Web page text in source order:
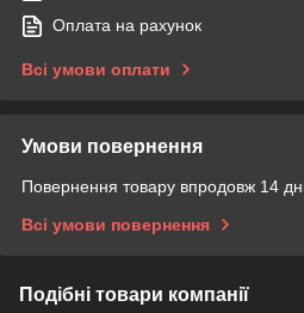
Оплата на рахунок
Всі умови оплати
Умови повернення
Повернення товару впродовж 14
Всі умови повернення
Подібні товари компанії